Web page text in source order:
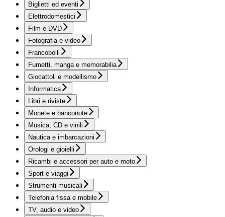
Biglietti ed eventi
Elettrodomestici
Film e DVD
Fotografia e video
Francobolli
Fumetti, manga e memorabilia
Giocattoli e modellismo
Informatica
Libri e riviste
Monete e banconote
Musica, CD e vinili
Nautica e imbarcazioni
Orologi e gioielli
Ricambi e accessori per auto e moto
Sport e viaggi
Strumenti musicali
Telefonia fissa e mobile
TV, audio e video